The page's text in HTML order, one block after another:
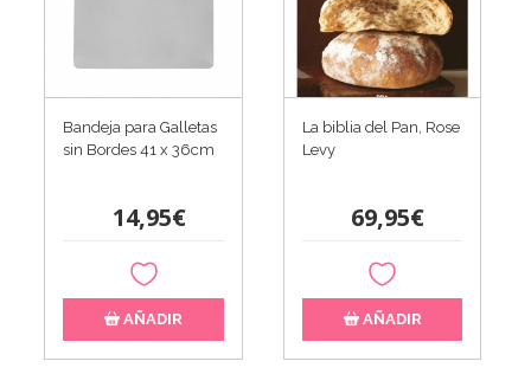
Bandeja para Galletas
sin Bordes 41 x 36cm
14,95€
AÑADIR
La biblia del Pan, Rose
Levy
69,95€
AÑADIR